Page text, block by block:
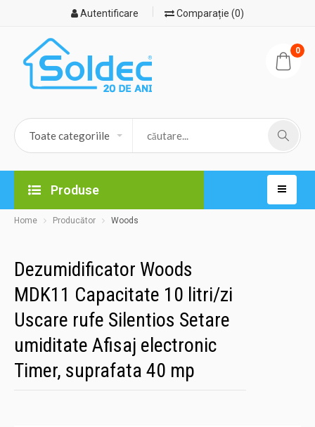
Autentificare Comparație (0)
0
Produse
Home Producător Woods
Dezumidificator Woods
MDK11 Capacitate 10 litri/zi
Uscare rufe Silentios Setare
umiditate Afisaj electronic
Timer, suprafata 40 mp